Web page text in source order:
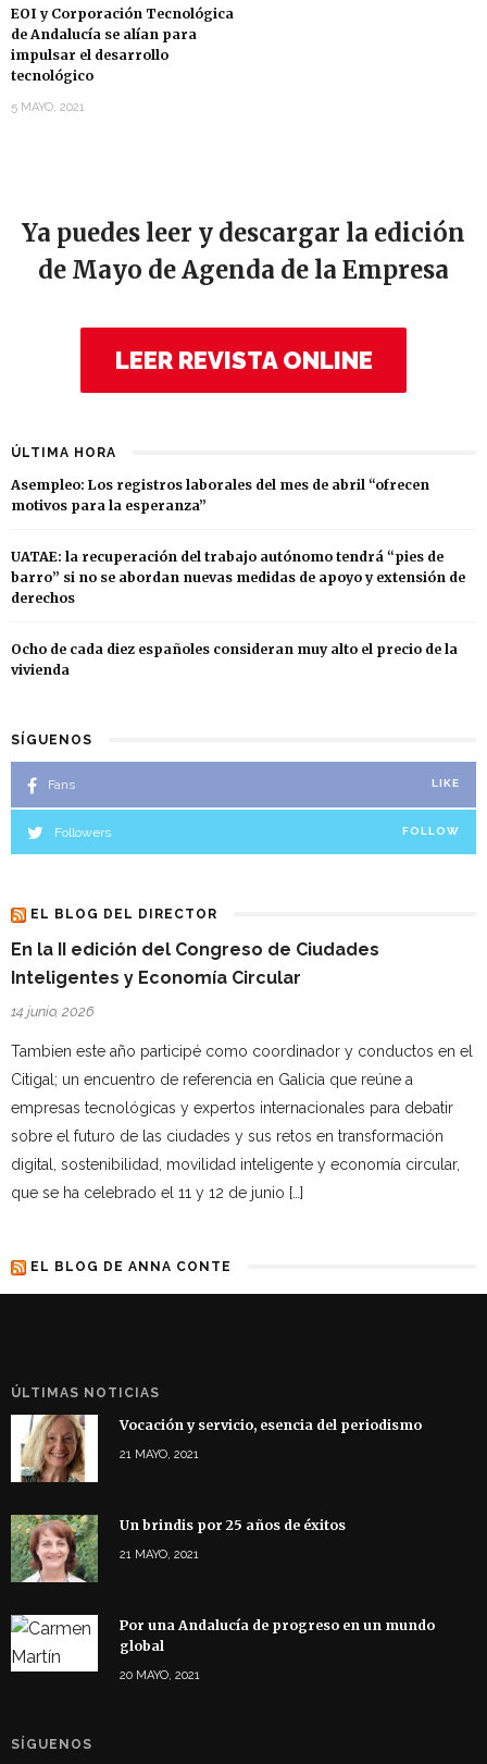
EOI y Corporación Tecnológica
de Andalucía se alían para
impulsar el desarrollo
tecnológico
5 MAYO, 2021
Ya puedes leer y descargar la edición
de Mayo de Agenda de la Empresa
LEER REVISTA ONLINE
ÚLTIMA HORA
Asempleo: Los registros laborales del mes de abril “ofrecen
motivos para la esperanza”
UATAE: la recuperación del trabajo autónomo tendrá “pies de
barro” si no se abordan nuevas medidas de apoyo y extensión de
derechos
Ocho de cada diez españoles consideran muy alto el precio de la
vivienda
SÍGUENOS
Fans LIKE
Followers FOLLOW
EL BLOG DEL DIRECTOR
En la II edición del Congreso de Ciudades
Inteligentes y Economía Circular
14 junio, 2026
Tambien este año participé como coordinador y conductos en el
Citigal; un encuentro de referencia en Galicia que reúne a
empresas tecnológicas y expertos internacionales para debatir
sobre el futuro de las ciudades y sus retos en transformación
digital, sostenibilidad, movilidad inteligente y economía circular,
que se ha celebrado el 11 y 12 de junio […]
EL BLOG DE ANNA CONTE
ÚLTIMAS NOTICIAS
Vocación y servicio, esencia del periodismo
21 MAYO, 2021
Un brindis por 25 años de éxitos
21 MAYO, 2021
Por una Andalucía de progreso en un mundo
global
20 MAYO, 2021
SÍGUENOS